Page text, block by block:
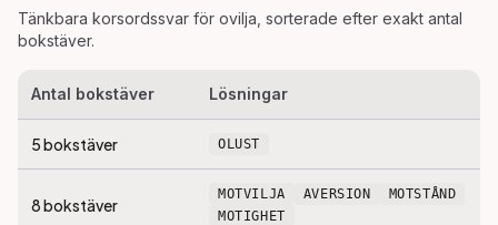
Tänkbara korsordssvar för ovilja , sorterade efter exakt antal
bokstäver.
Antal bokstäver Lösningar
5bokstäver OLUST
8bokstäver
MOTVILJA AVERSION
MOTSTÅND
MOTIGHET